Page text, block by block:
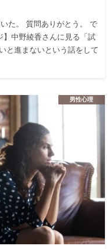
た。 質問ありがとう。 で
】中野綾香さんに見る「試
と進まないという話をして
男性心理